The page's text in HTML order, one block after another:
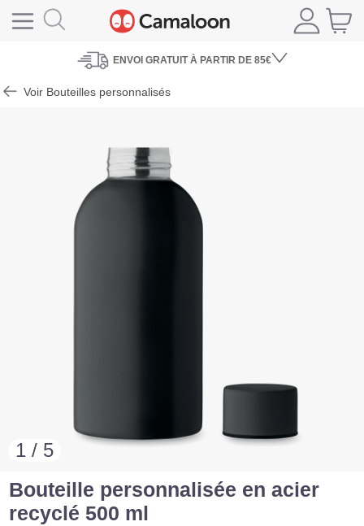
ENVOI GRATUIT À PARTIR DE 85€
Voir Bouteilles personnalisés
1 / 5
Bouteille personnalisée en acier
recyclé 500 ml